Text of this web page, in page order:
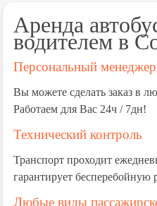
Аренда
водителем в
Персональный менеджер
Вы можете сделать заказ в
Работаем для Вас 24ч / 7дн!
Технический контроль
Транспорт проходит
гарантирует бесперебойную
Любые виды